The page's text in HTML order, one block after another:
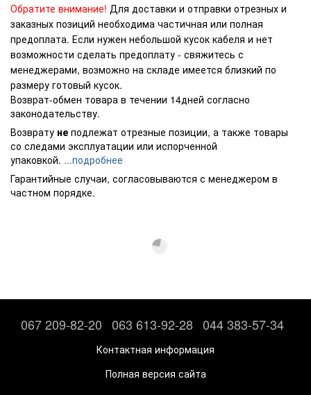
Обратите внимание! Для доставки и отправки отрезных и
заказных позиций необходима частичная или полная
предоплата. Если нужен небольшой кусок кабеля и нет
возможности сделать предоплату - свяжитесь с
менеджерами, возможно на складе имеется близкий по
размеру готовый кусок.
Возврат-обмен товара в течении 14дней согласно
законодательству.
Возврату не подлежат отрезные позиции, а также товары
со следами эксплуатации или испорченной
упаковкой. ...подробнее
Гарантийные случаи, согласовываются с менеджером в
частном порядке.
067 209-82-20 063 613-92-28 044 383-57-34
Контактная информация
Полная версия сайта